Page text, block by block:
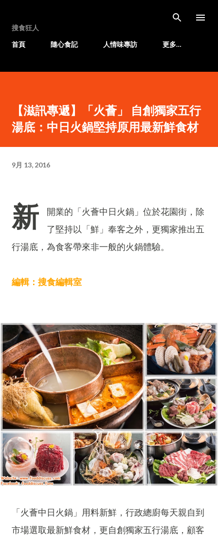
搜食狂人
首頁
隨心食記 人情味專訪 更多…
【滋訊專遞】「火薈」 自創獨家五行
湯底：中日火鍋堅持原用最新鮮食材
9月 13, 2016
新
開業的「火薈中日火鍋」位於花園街，除
了堅持以「鮮」奉客之外，更獨家推出五
行湯底，為食客帶來非一般的火鍋體驗。
編輯：搜食編輯室
「火薈中日火鍋」用料新鮮，行政總廚每天親自到
市場選取最新鮮食材，更自創獨家五行湯底，顧客